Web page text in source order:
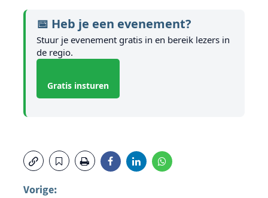
📅 Heb je een evenement?
Stuur je evenement gratis in en bereik lezers in
de regio.
Gratis insturen
Vorige: